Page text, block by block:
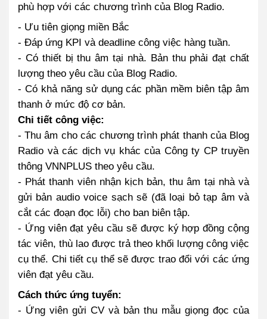
phù hợp với các chương trình của Blog Radio.
- Ưu tiên giọng miền Bắc
- Đáp ứng KPI và deadline công việc hàng tuần.
- Có thiết bị thu âm tại nhà. Bản thu phải đạt chất
lượng theo yêu cầu của Blog Radio.
- Có khả năng sử dụng các phần mềm biên tập âm
thanh ở mức độ cơ bản.
Chi tiết công việc:
- Thu âm cho các chương trình phát thanh của Blog
Radio và các dịch vụ khác của Công ty CP truyền
thông VNNPLUS theo yêu cầu.
- Phát thanh viên nhận kịch bản, thu âm tại nhà và
gửi bản audio voice sạch sẽ (đã loại bỏ tạp âm và
cắt các đoạn đọc lỗi) cho ban biên tập.
- Ứng viên đạt yêu cầu sẽ được ký hợp đồng cộng
tác viên, thù lao được trả theo khối lượng công việc
cụ thể. Chi tiết cụ thể sẽ được trao đổi với các ứng
viên đạt yêu cầu.
Cách thức ứng tuyển:
- Ứng viên gửi CV và bản thu mẫu giọng đọc của